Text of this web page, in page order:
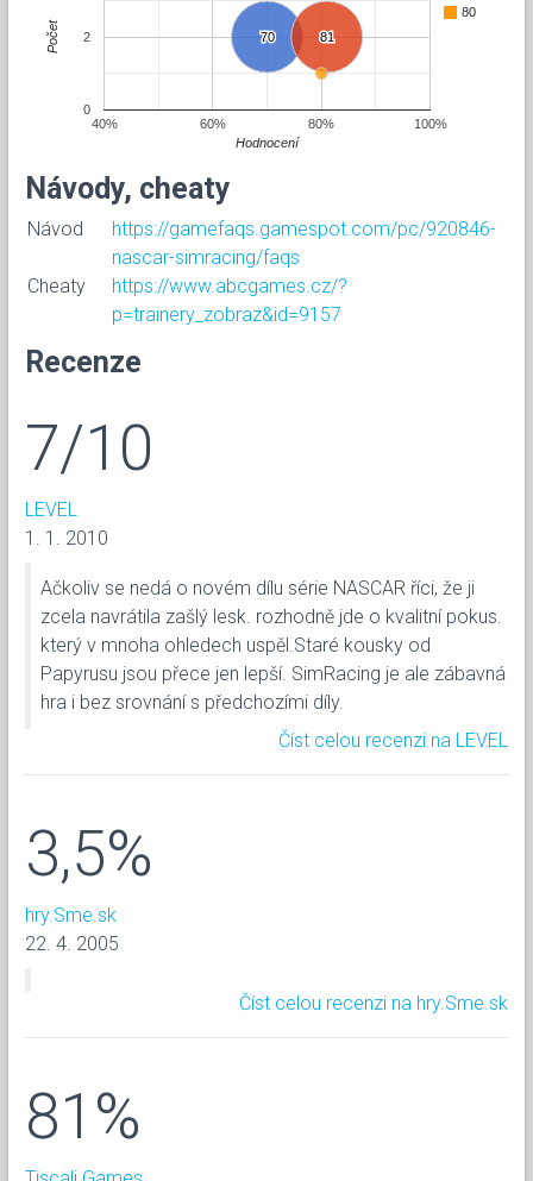
80
70
70 81
81
40% 60% 80% 100%
0
2
Hodnocení
Počet
Návody, cheaty
Návod
https://gamefaqs.gamespot.com/pc/920846-
nascar-simracing/faqs
Cheaty
https://www.abcgames.cz/?
p=trainery_zobraz&id=9157
Recenze
7/10
LEVEL
1. 1. 2010
Ačkoliv se nedá o novém dílu série NASCAR říci, že ji
zcela navrátila zašlý lesk. rozhodně jde o kvalitní pokus.
který v mnoha ohledech uspěl.Staré kousky od
Papyrusu jsou přece jen lepší. SimRacing je ale zábavná
hra i bez srovnání s předchozími díly.
Číst celou recenzi na LEVEL
3,5%
hry.Sme.sk
22. 4. 2005
Číst celou recenzi na hry.Sme.sk
81%